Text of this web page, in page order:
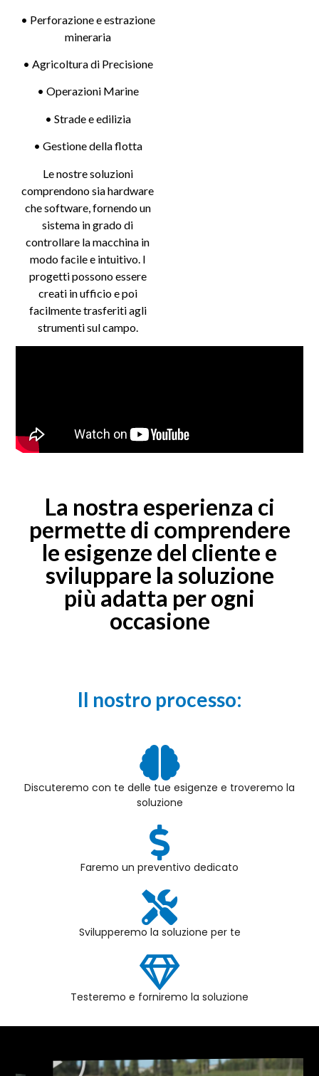
• Perforazione e estrazione
mineraria
• Agricoltura di Precisione
• Operazioni Marine
• Strade e edilizia
• Gestione della flotta
Le nostre soluzioni
comprendono sia hardware
che software, fornendo un
sistema in grado di
controllare la macchina in
modo facile e intuitivo. I
progetti possono essere
creati in ufficio e poi
facilmente trasferiti agli
strumenti sul campo.
La nostra esperienza ci
permette di comprendere
le esigenze del cliente e
sviluppare la soluzione
più adatta per ogni
occasione
Il nostro processo:
Discuteremo con te delle tue esigenze e troveremo la
soluzione
Faremo un preventivo dedicato
Svilupperemo la soluzione per te
Testeremo e forniremo la soluzione